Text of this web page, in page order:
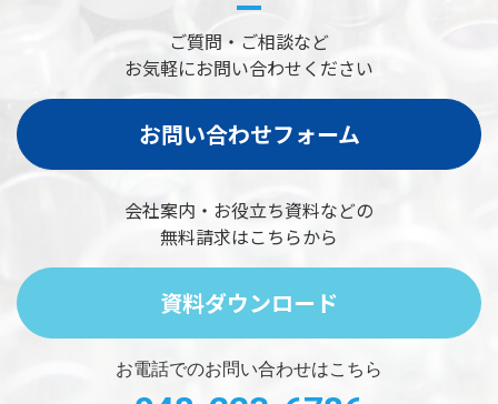
ご質問・ご相談など
お気軽にお問い合わせください
お問い合わせフォーム
会社案内・お役立ち資料などの
無料請求はこちらから
資料ダウンロード
お電話でのお問い合わせはこちら